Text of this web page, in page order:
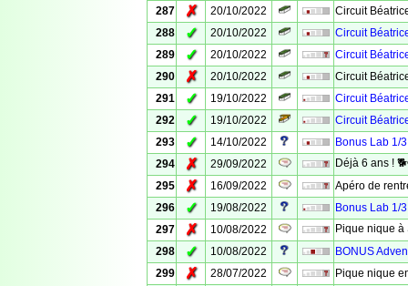
287
✗ 20/10/2022
Circuit
288
✓ 20/10/2022
Circuit
289
✓ 20/10/2022
Circuit
290
✗ 20/10/2022
Circuit
291
✓ 19/10/2022
Circuit
292
✓ 19/10/2022
Circuit
293
✓ 14/10/2022
Bonus Lab 1/
294
✗ 29/09/2022
Déjà 6 ans !
295
✗ 16/09/2022
Apéro de
296
✓ 19/08/2022
Bonus Lab 1/
297
✗ 10/08/2022
Pique nique
298
✓ 10/08/2022
BONUS
299
✗ 28/07/2022
Pique nique